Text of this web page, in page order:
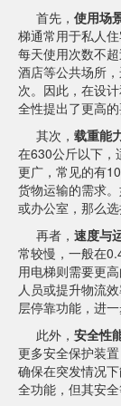
首先， 使用场
梯通常用于私人
每天使用次数不
酒店等公共场所
次。因此，在设
全性提出了更高的
其次， 载重能
在630公斤以下，
更广，常见的有
货物运输的需求
或办公室，那么
再者， 速度与
常较慢，一般在
用电梯则需要更
人员或提升物流
层停靠功能，进一
此外， 安全性
更多安全保护装
确保在突发情况
全功能，但其安